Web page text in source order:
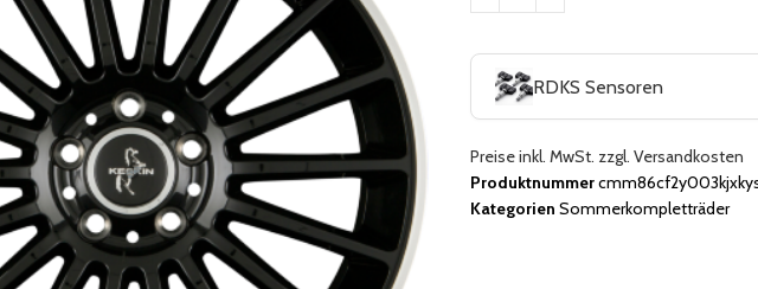
RDKS Sensoren
Preise inkl. MwSt. zzgl. Versandkosten
Produktnummer
Kategorien Sommerkompletträder